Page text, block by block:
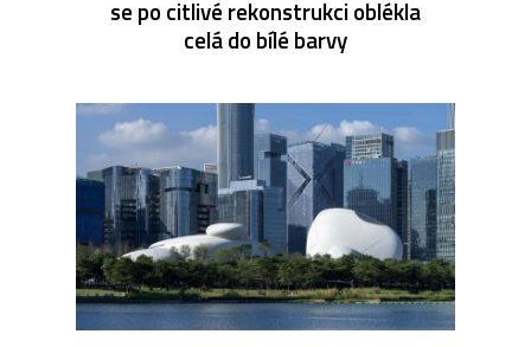
se po citlivé rekonstrukci oblékla
celá do bílé barvy